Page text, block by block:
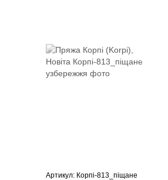
Артикул: Корпі-813_піщане